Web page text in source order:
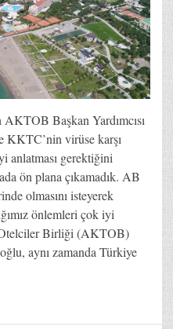
Başkan Yardımcısı
KKTC’nin virüse karşı
anlatması gerektiğini
ön plana çıkamadık. AB
olmasını isteyerek
önlemleri çok iyi
Otelciler Birliği (AKTOB)
aynı zamanda Türkiye